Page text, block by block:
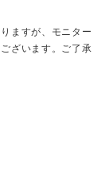
ますが、モニター
ざいます。ご了承